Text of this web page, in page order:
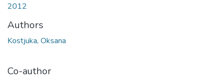
2012
Authors
Kostjuka, Oksana
Co-author